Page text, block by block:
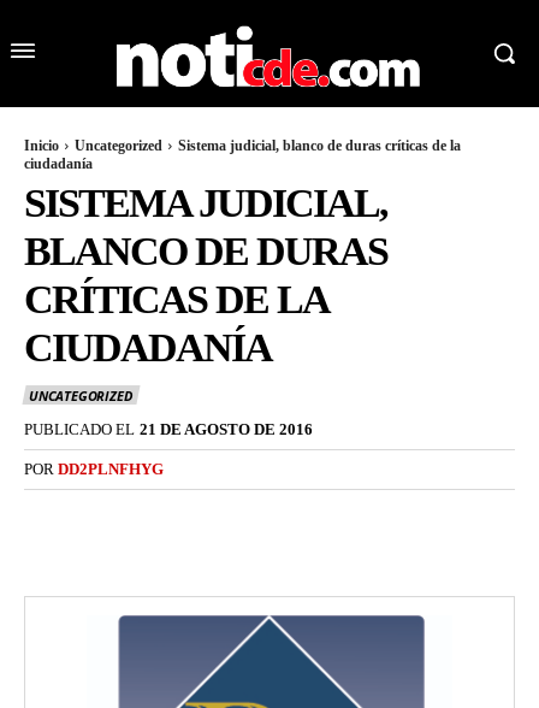
Inicio Uncategorized
Sistema judicial, blanco de duras críticas de la
ciudadanía
SISTEMA JUDICIAL,
BLANCO DE DURAS
CRÍTICAS DE LA
CIUDADANÍA
UNCATEGORIZED
PUBLICADO EL 21 DE AGOSTO DE 2016
POR DD2PLNFHYG